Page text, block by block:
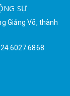
SỰ
Giảng Võ, thành